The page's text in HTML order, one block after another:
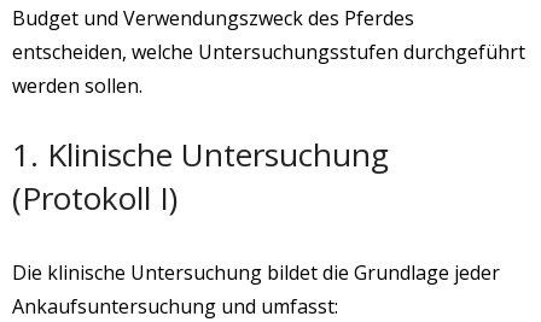
Budget und Verwendungszweck des Pferdes
entscheiden, welche Untersuchungsstufen durchgeführt
werden sollen.
1. Klinische Untersuchung
(Protokoll I)
Die klinische Untersuchung bildet die Grundlage jeder
Ankaufsuntersuchung und umfasst: